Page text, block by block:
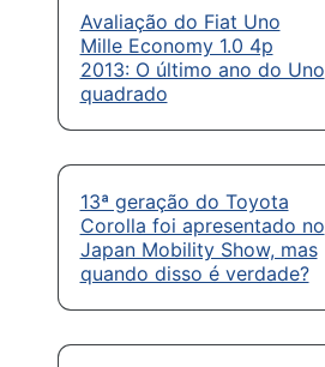
Avaliação do Fiat Uno
Mille Economy 1.0 4p
2013: O último ano do Uno
quadrado
13ª geração do Toyota
Corolla foi apresentado no
Japan Mobility Show, mas
quando disso é verdade?